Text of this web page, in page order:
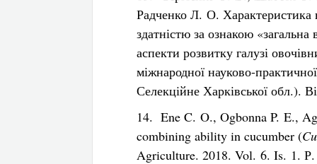
Радченко Л. О. Характеристика
здатністю за ознакою
аспекти розвитку галузі
міжнародної науково-
Селекційне Харківської обл.).
14. Ene C. O., Ogbonna P. E.,
combining ability in cucumber (
Agriculture. 2018. Vol. 6. Is. 1.